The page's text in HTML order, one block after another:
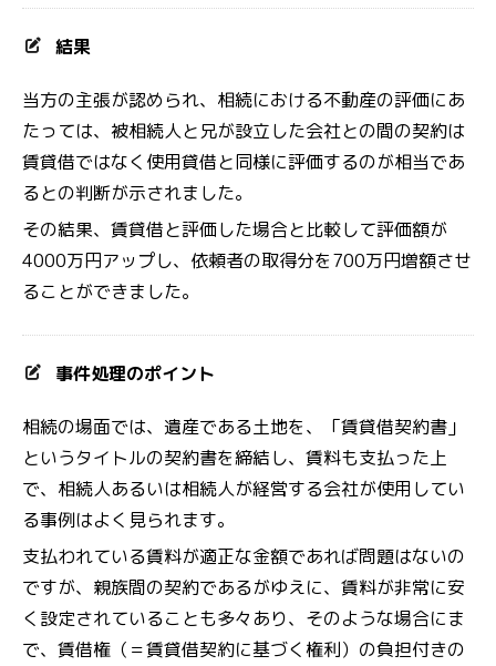
結果
当方の主張が認められ、相続における不動産の評価にあ
たっては、被相続人と兄が設立した会社との間の契約は
賃貸借ではなく使用貸借と同様に評価するのが相当であ
るとの判断が示されました。
その結果、賃貸借と評価した場合と比較して評価額が
4000万円アップし、依頼者の取得分を700万円増額させ
ることができました。
事件処理のポイント
相続の場面では、遺産である土地を、「賃貸借契約書」
というタイトルの契約書を締結し、賃料も支払った上
で、相続人あるいは相続人が経営する会社が使用してい
る事例はよく見られます。
支払われている賃料が適正な金額であれば問題はないの
ですが、親族間の契約であるがゆえに、賃料が非常に安
く設定されていることも多々あり、そのような場合にま
で、賃借権（＝賃貸借契約に基づく権利）の負担付きの